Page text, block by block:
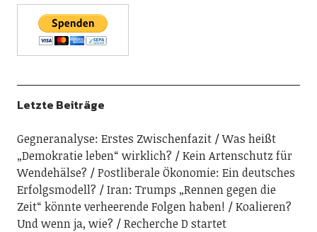
Letzte Beiträge
Gegneranalyse: Erstes Zwischenfazit
Was heißt
„Demokratie leben“ wirklich?
Kein Artenschutz für
Wendehälse?
Postliberale Ökonomie: Ein deutsches
Erfolgsmodell?
Iran: Trumps „Rennen gegen die
Zeit“ könnte verheerende Folgen haben!
Koalieren?
Und wenn ja, wie?
Recherche D startet